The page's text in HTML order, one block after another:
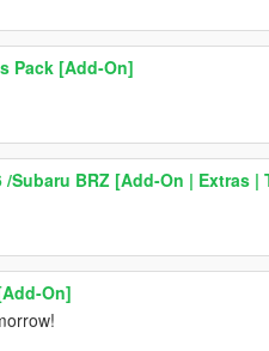
Pack [Add-On]
/Subaru BRZ [Add-On | Extras
On]